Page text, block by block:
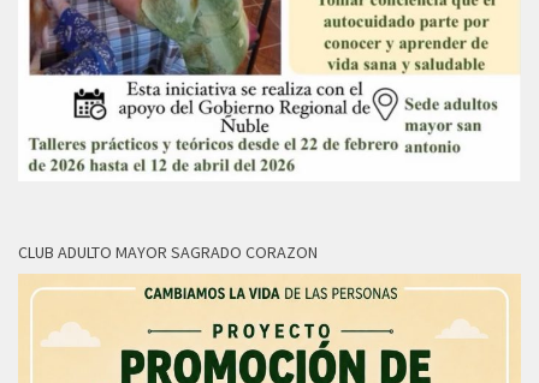
CLUB ADULTO MAYOR SAGRADO CORAZON